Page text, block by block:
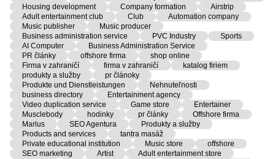
Housing development
Company formation
Airstrip
Adult entertainment club
Club
Automation company
Music publisher
Music producer
Business administration service
PVC Industry
Sports
AI Computer
Business Administration Service
PR články
offshore firma
shop online
Firma v zahraničí
firma v zahraničí
katalog firiem
produkty a služby
pr článoky
Produkte und Dienstleistungen
Nehnuteľnosti
business directory
Entertainment agency
Video duplication service
Game store
Entertainer
Musclebody
hodinky pr články
Offshore firma
Marlus
SEO Agentura
Produkty a služby
Products and services
tantra masáž
Private educational institution
Music store
offshore
SEO marketing
Artist
Adult entertainment store